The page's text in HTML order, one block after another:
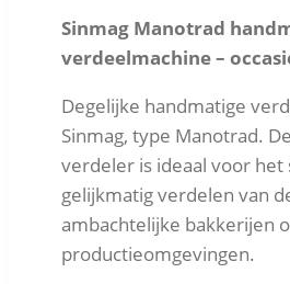
Sinmag Manotrad
verdeelmachine –
Degelijke handmatige
Sinmag, type Manotrad.
verdeler is ideaal voor het
gelijkmatig verdelen van
ambachtelijke bakkerijen
productieomgevingen.